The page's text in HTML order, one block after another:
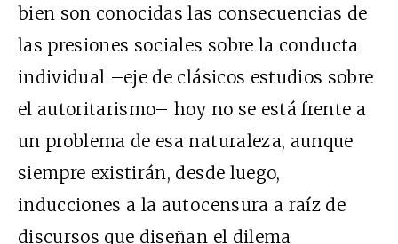
bien son conocidas las consecuencias de
las presiones sociales sobre la conducta
individual –eje de clásicos estudios sobre
el autoritarismo– hoy no se está frente a
un problema de esa naturaleza, aunque
siempre existirán, desde luego,
inducciones a la autocensura a raíz de
discursos que diseñan el dilema